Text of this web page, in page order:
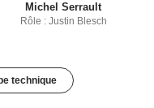
Michel Serrault
Rôle : Justin Blesch
technique